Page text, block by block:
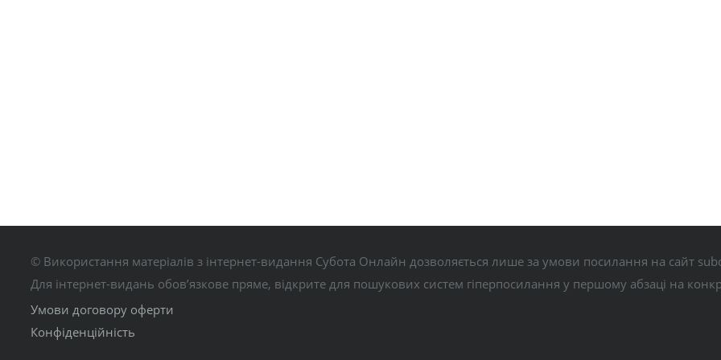
© Використання матеріалів з інтернет-видання Субота Онлайн дозволяється лише за умови посилання на сайт
Для інтернет-видань обов’язкове пряме, відкрите для пошукових систем гіперпосилання у першому абзаці на
Умови договору оферти
Конфіденційність